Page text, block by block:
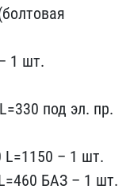
1 шт.
под эл. пр.
–​ 1 шт.
БАЗ – 1​ шт.